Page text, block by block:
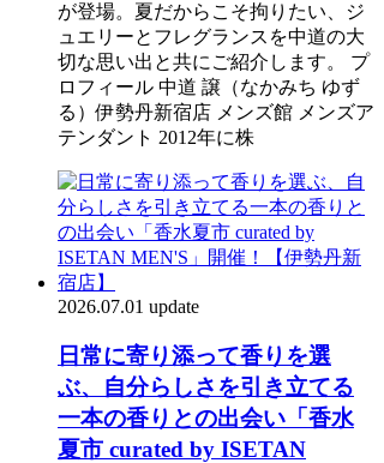
が登場。夏だからこそ拘りたい、ジ
ュエリーとフレグランスを中道の大
切な思い出と共にご紹介します。 プ
ロフィール 中道 譲（なかみち ゆず
る）伊勢丹新宿店 メンズ館 メンズア
テンダント 2012年に株
2026.07.01 update
日常に寄り添って香りを選
ぶ、自分らしさを引き立てる
一本の香りとの出会い「香水
夏市 curated by ISETAN